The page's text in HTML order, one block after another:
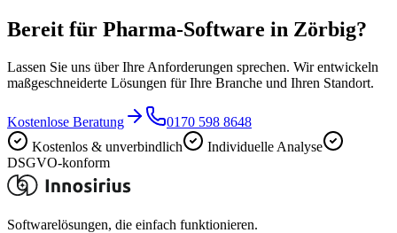
Bereit für Pharma-Software in Zörbig?
Lassen Sie uns über Ihre Anforderungen sprechen. Wir entwickeln
maßgeschneiderte Lösungen für Ihre Branche und Ihren Standort.
Kostenlose Beratung
0170 598 8648
Kostenlos & unverbindlich
Individuelle Analyse
DSGVO-konform
Softwarelösungen, die einfach funktionieren.